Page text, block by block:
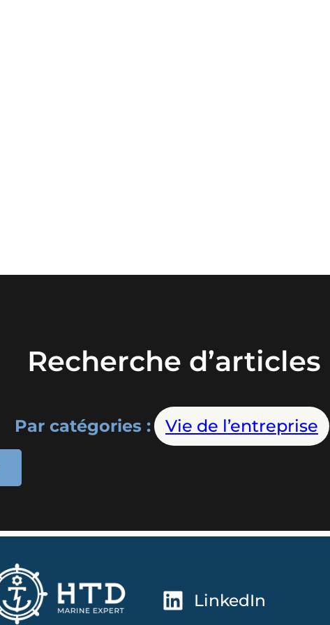
Recherche d’articles
Par catégories : Vie de l’entreprise
LinkedIn